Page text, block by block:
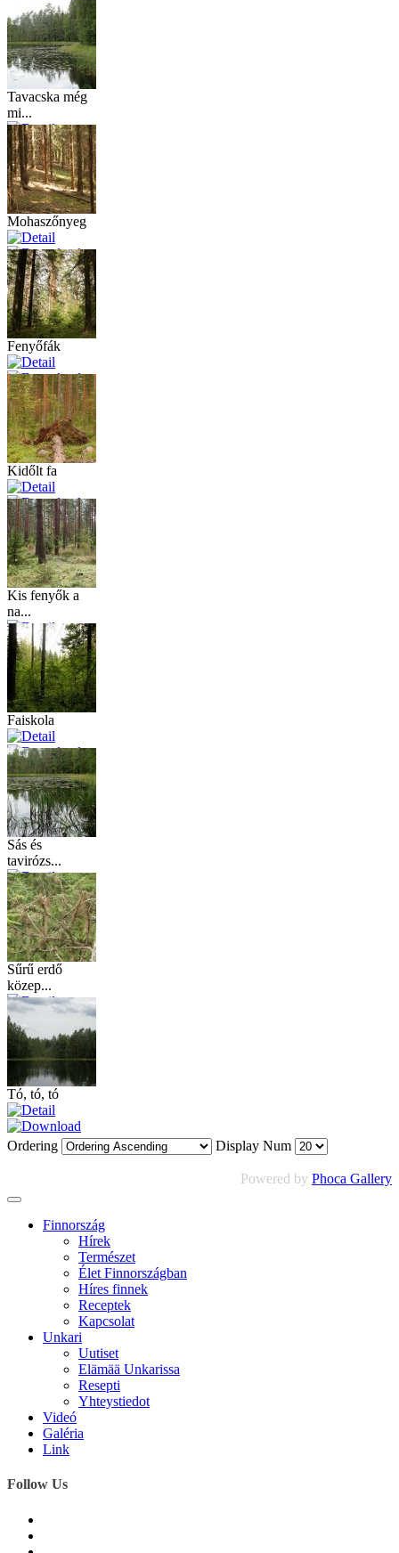
Tavacska még
mi...
Mohaszőnyeg
Fenyőfák
Kidőlt fa
Kis fenyők a
na...
Faiskola
Sás és
tavirózs...
Sűrű erdő
közep...
Tó, tó, tó
Ordering Display Num
Powered by Phoca Gallery
Finnország
Hírek
Természet
Élet Finnországban
Híres finnek
Receptek
Kapcsolat
Unkari
Uutiset
Elämää Unkarissa
Resepti
Yhteystiedot
Videó
Galéria
Link
Follow Us